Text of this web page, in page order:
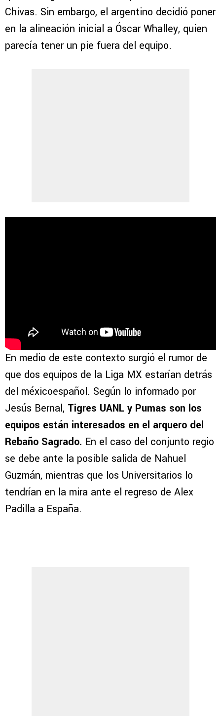
Chivas. Sin embargo, el argentino decidió poner
en la alineación inicial a Óscar Whalley, quien
parecía tener un pie fuera del equipo.
En medio de este contexto surgió el rumor de
que dos equipos de la Liga MX estarían detrás
del méxicoespañol. Según lo informado por
Jesús Bernal, Tigres UANL y Pumas son los
equipos están interesados en el arquero del
Rebaño Sagrado. En el caso del conjunto regio
se debe ante la posible salida de Nahuel
Guzmán, mientras que los Universitarios lo
tendrían en la mira ante el regreso de Alex
Padilla a España.